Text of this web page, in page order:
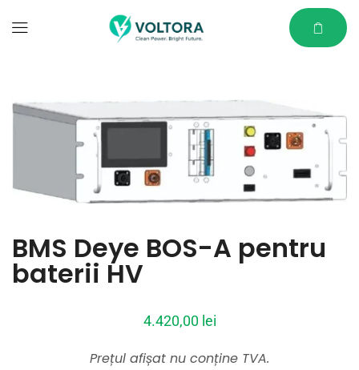
BMS Deye BOS-A pentru
baterii HV
4.420,00 lei
Prețul afișat nu conține TVA.